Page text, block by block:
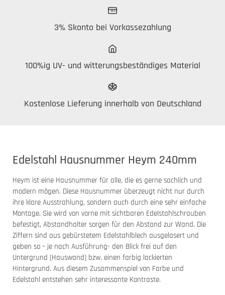
3% Skonto bei Vorkassezahlung
100%ig UV- und witterungsbeständiges Material
Kostenlose Lieferung innerhalb von Deutschland
Edelstahl Hausnummer Heym 240mm
Heym ist eine Hausnummer für alle, die es gerne sachlich und
modern mögen. Diese Hausnummer überzeugt nicht nur durch
ihre klare Ausstrahlung, sondern auch durch eine sehr einfache
Montage. Sie wird von vorne mit sichtbaren Edelstahlschrauben
befestigt, Abstandhalter sorgen für den Abstand zur Wand. Die
Ziffern sind aus gebürstetem Edelstahlblech ausgelasert und
geben so – je nach Ausführung- den Blick frei auf den
Untergrund (Hauswand) bzw. einen farbig lackierten
Hintergrund. Aus diesem Zusammenspiel von Farbe und
Edelstahl entstehen sehr interessante Kontraste.